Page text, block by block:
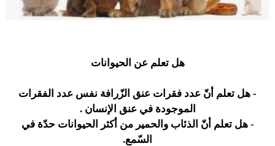
هل تعلم عن الحيوانات
- هل تعلم أنّ عدد فقرات عنق الزّرافة نفس عدد الفقرات
الموجودة في عنق الإنسان .
- هل تعلم أنّ الذئاب والحمير من أكثر الحيوانات حدّة في
السّمع.